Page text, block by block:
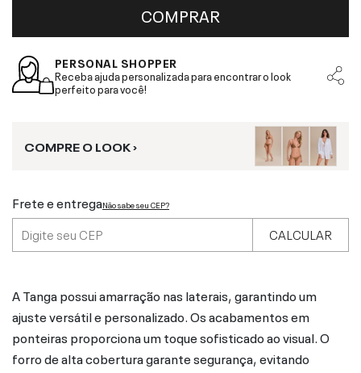
COMPRAR
PERSONAL SHOPPER
Receba ajuda personalizada para encontrar o look
perfeito para você!
COMPRE O LOOK ›
Frete e entregaNão sabe seu CEP?
CALCULAR
A Tanga possui amarração nas laterais, garantindo um
ajuste versátil e personalizado. Os acabamentos em
ponteiras proporciona um toque sofisticado ao visual. O
forro de alta cobertura garante segurança, evitando